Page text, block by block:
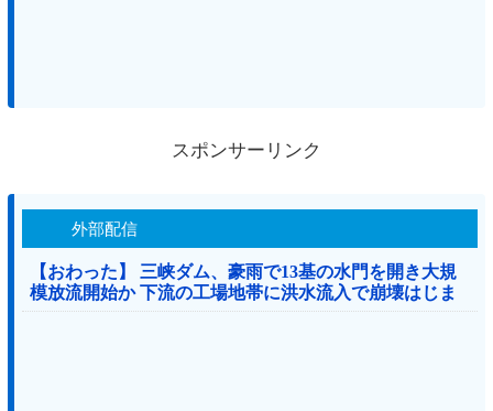
スポンサーリンク
外部配信
【おわった】 三峡ダム、豪雨で13基の水門を開き大規
模放流開始か 下流の工場地帯に洪水流入で崩壊はじま
る